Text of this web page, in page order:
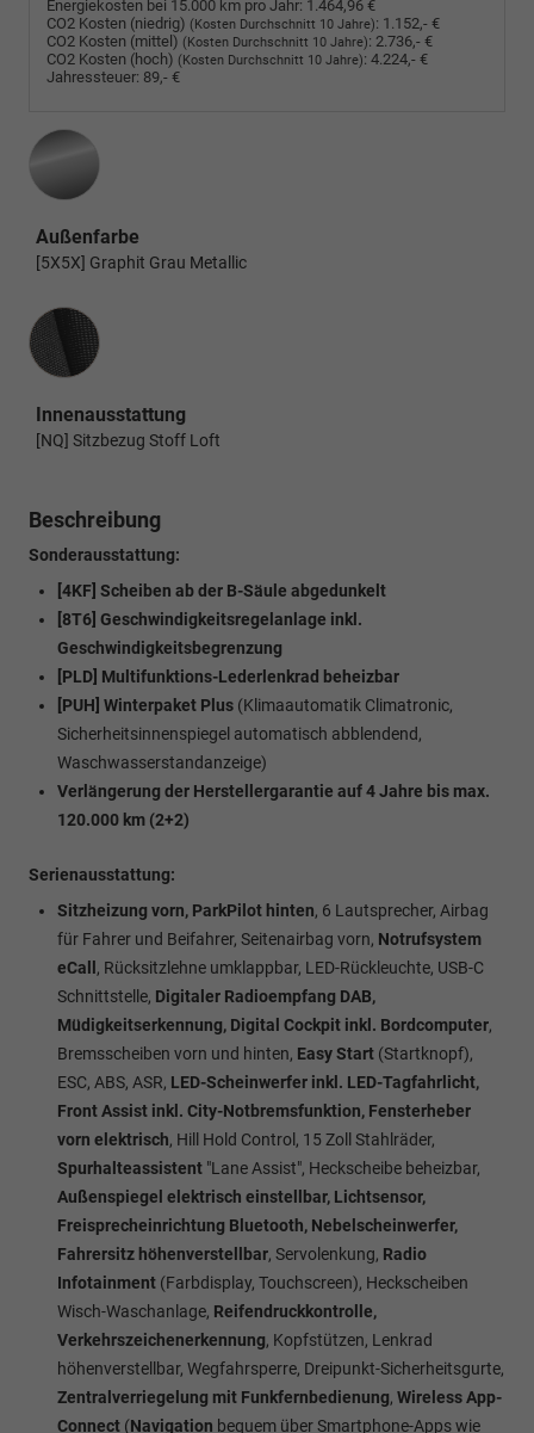
Energiekosten bei 15.000 km pro Jahr: 1.464,96 €
CO2 Kosten (niedrig) (Kosten Durchschnitt 10 Jahre): 1.152,- €
CO2 Kosten (mittel) (Kosten Durchschnitt 10 Jahre): 2.736,- €
CO2 Kosten (hoch) (Kosten Durchschnitt 10 Jahre): 4.224,- €
Jahressteuer: 89,- €
Außenfarbe
[5X5X] Graphit Grau Metallic
Innenausstattung
Innenausstattung
[NQ] Sitzbezug Stoff Loft
Beschreibung
Sonderausstattung:
[4KF] Scheiben ab der B-Säule abgedunkelt
[8T6] Geschwindigkeitsregelanlage inkl.
Geschwindigkeitsbegrenzung
[PLD] Multifunktions-Lederlenkrad beheizbar
[PUH] Winterpaket Plus (Klimaautomatik Climatronic,
Sicherheitsinnenspiegel automatisch abblendend,
Waschwasserstandanzeige)
Verlängerung der Herstellergarantie auf 4 Jahre bis max.
120.000 km (2+2)
Serienausstattung:
Sitzheizung vorn, ParkPilot hinten, 6 Lautsprecher, Airbag
für Fahrer und Beifahrer, Seitenairbag vorn, Notrufsystem
eCall , Rücksitzlehne umklappbar, LED-Rückleuchte, USB-C
Schnittstelle, Digitaler Radioempfang DAB,
Müdigkeitserkennung, Digital Cockpit inkl. Bordcomputer,
Bremsscheiben vorn und hinten, Easy Start (Startknopf),
ESC, ABS, ASR, LED-Scheinwerfer inkl. LED-Tagfahrlicht,
Front Assist inkl. City-Notbremsfunktion, Fensterheber
vorn elektrisch, Hill Hold Control, 15 Zoll Stahlräder,
Spurhalteassistent "Lane Assist", Heckscheibe beheizbar,
Außenspiegel elektrisch einstellbar, Lichtsensor,
Freisprecheinrichtung Bluetooth, Nebelscheinwerfer,
Fahrersitz höhenverstellbar, Servolenkung, Radio
Infotainment (Farbdisplay, Touchscreen), Heckscheiben
Wisch-Waschanlage, Reifendruckkontrolle,
Verkehrszeichenerkennung, Kopfstützen, Lenkrad
höhenverstellbar, Wegfahrsperre, Dreipunkt-Sicherheitsgurte,
Zentralverriegelung mit Funkfernbedienung, Wireless App-
Connect (Navigation bequem über Smartphone-Apps wie